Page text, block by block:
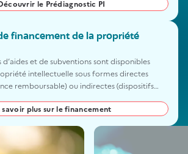
plan d'actions en matière de propriété
le Prédiagnostic PI
financement de la propriété
d’aides et de subventions sont disponibles
intellectuelle sous formes directes
remboursable) ou indirectes (dispositifs
à innover pendant les différentes phases de
savoir plus sur le financement